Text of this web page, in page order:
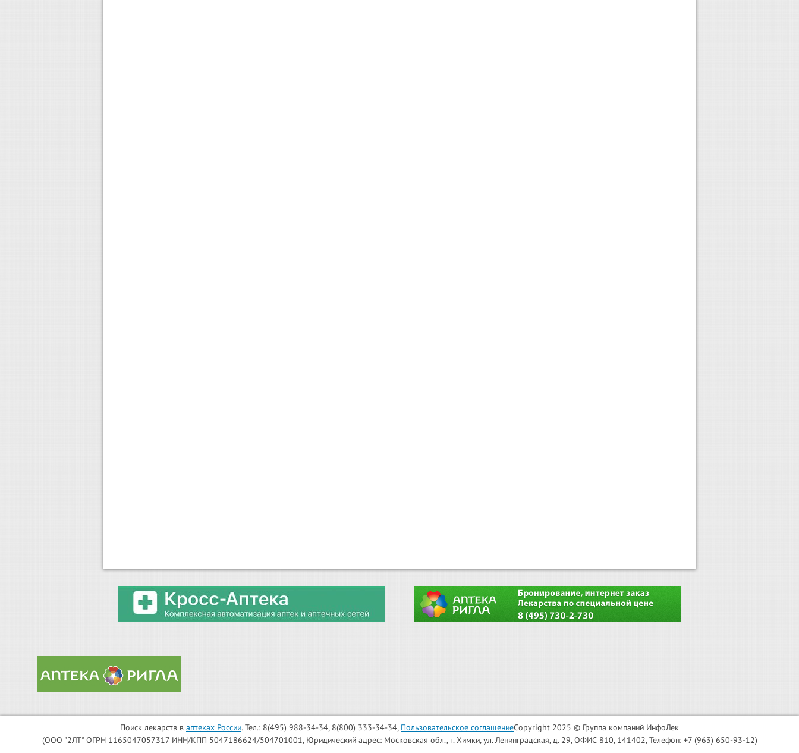
Поиск лекарств в аптеках России. Тел.: 8(495) 988-34-34, 8(800) 333-34-34, Пользовательское соглашениеCopyright 2025 © Группа компаний ИнфоЛек
(ООО "2ЛТ" ОГРН 1165047057317 ИНН/КПП 5047186624/504701001, Юридический адрес: Московская обл., г. Химки, ул. Ленинградская, д. 29, ОФИС 810, 141402, Телефон: +7 (963) 650-93-12)